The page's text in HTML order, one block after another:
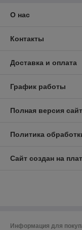
О нас
Контакты
Доставка и оплата
График работы
Полная версия
Политика
Сайт создан на
Информация для